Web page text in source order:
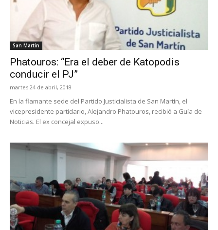
San Martín
Phatouros: “Era el deber de Katopodis
conducir el PJ”
martes 24 de abril, 2018
En la flamante sede del Partido Justicialista de San Martín, el
vicepresidente partidario, Alejandro Phatouros, recibió a Guía de
Noticias. El ex concejal expuso...